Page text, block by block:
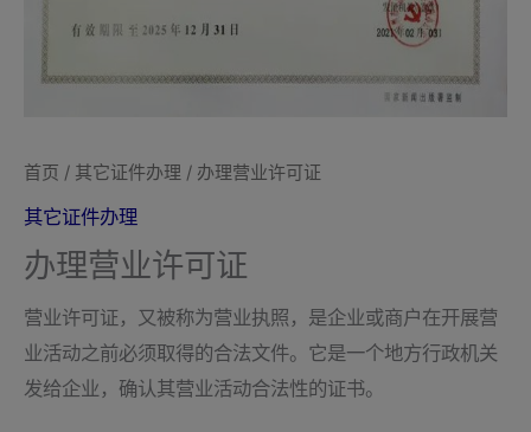
首页 / 其它证件办理 / 办理营业许可证
其它证件办理
办理营业许可证
营业许可证，又被称为营业执照，是企业或商户在开展营
业活动之前必须取得的合法文件。它是一个地方行政机关
发给企业，确认其营业活动合法性的证书。